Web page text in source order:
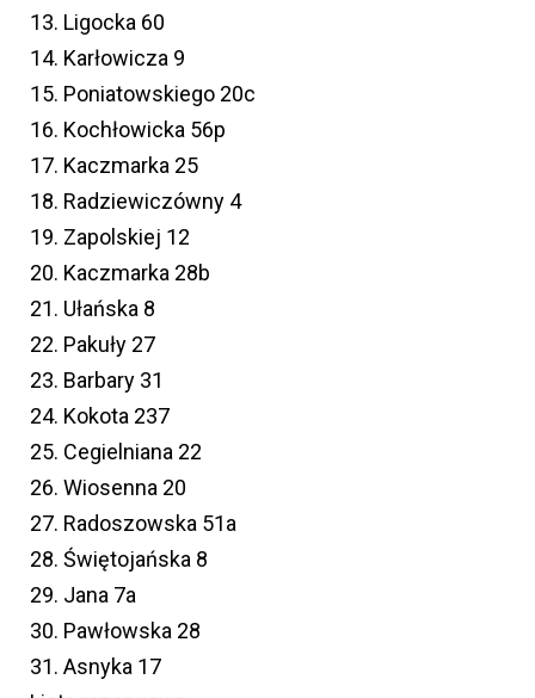
13. Ligocka 60
14. Karłowicza 9
15. Poniatowskiego 20c
16. Kochłowicka 56p
17. Kaczmarka 25
18. Radziewiczówny 4
19. Zapolskiej 12
20. Kaczmarka 28b
21. Ułańska 8
22. Pakuły 27
23. Barbary 31
24. Kokota 237
25. Cegielniana 22
26. Wiosenna 20
27. Radoszowska 51a
28. Świętojańska 8
29. Jana 7a
30. Pawłowska 28
31. Asnyka 17